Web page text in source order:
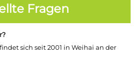
Fragen
sich seit 2001 in Weihai an der